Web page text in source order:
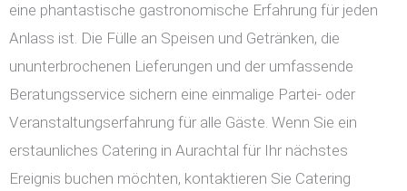
eine phantastische gastronomische Erfahrung für jeden
Anlass ist. Die Fülle an Speisen und Getränken, die
ununterbrochenen Lieferungen und der umfassende
Beratungsservice sichern eine einmalige Partei- oder
Veranstaltungserfahrung für alle Gäste. Wenn Sie ein
erstaunliches Catering in Aurachtal für Ihr nächstes
Ereignis buchen möchten, kontaktieren Sie Catering